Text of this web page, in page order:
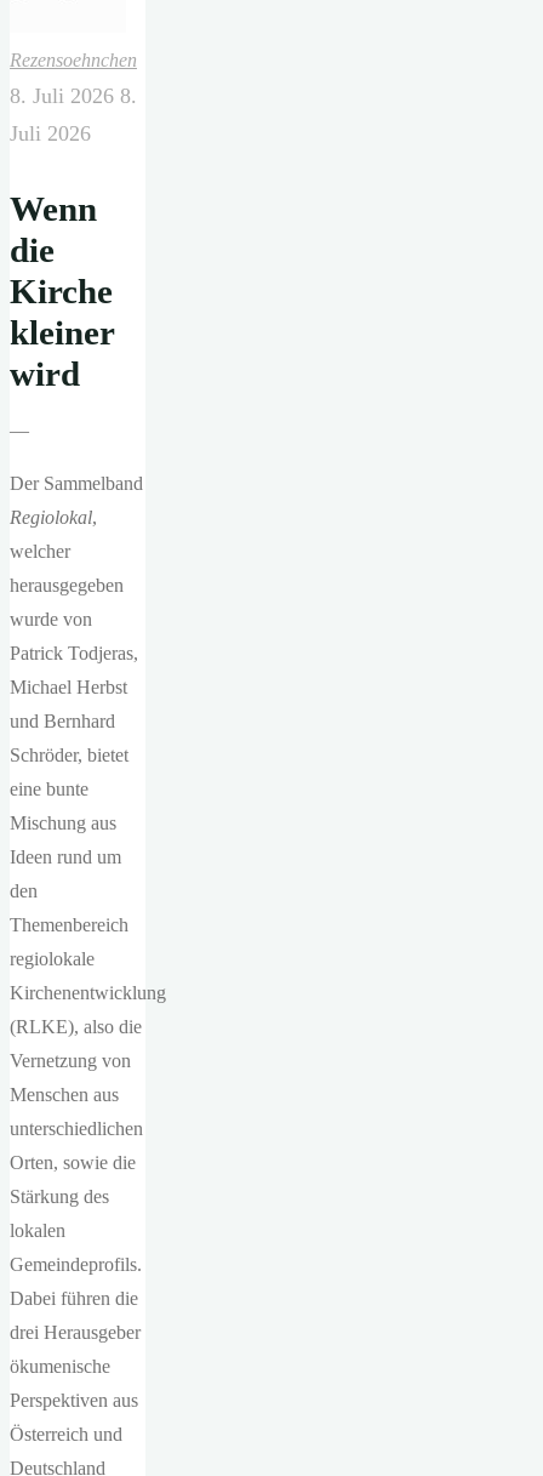
Rezensoehnchen
8. Juli 2026 8.
Juli 2026
Wenn
die
Kirche
kleiner
wird
—
Der Sammelband
Regiolokal,
welcher
herausgegeben
wurde von
Patrick Todjeras,
Michael Herbst
und Bernhard
Schröder, bietet
eine bunte
Mischung aus
Ideen rund um
den
Themenbereich
regiolokale
Kirchenentwicklung
(RLKE), also die
Vernetzung von
Menschen aus
unterschiedlichen
Orten, sowie die
Stärkung des
lokalen
Gemeindeprofils.
Dabei führen die
drei Herausgeber
ökumenische
Perspektiven aus
Österreich und
Deutschland